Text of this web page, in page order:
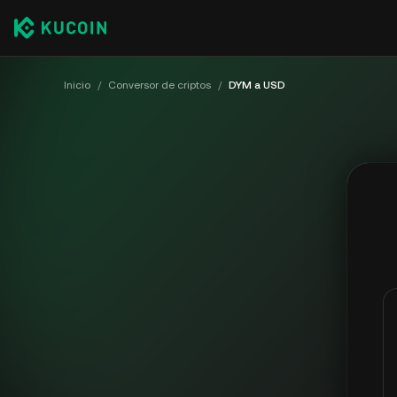
Inicio / Conversor de criptos / DYM a USD